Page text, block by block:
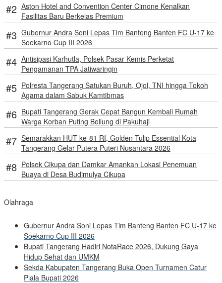
Aston Hotel and Convention Center Cimone Kenalkan
Fasilitas Baru Berkelas Premium
Gubernur Andra Soni Lepas Tim Banteng Banten FC U-17 ke
Soekarno Cup III 2026
Antisipasi Karhutla, Polsek Pasar Kemis Perketat
Pengamanan TPA Jatiwaringin
Polresta Tangerang Satukan Buruh, Ojol, TNI hingga Tokoh
Agama dalam Sabuk Kamtibmas
Bupati Tangerang Gerak Cepat Bangun Kembali Rumah
Warga Korban Puting Beliung di Pakuhaji
Semarakkan HUT ke-81 RI, Golden Tulip Essential Kota
Tangerang Gelar Putera Puteri Nusantara 2026
Polsek Cikupa dan Damkar Amankan Lokasi Penemuan
Buaya di Desa Budimulya Cikupa
Olahraga
Gubernur Andra Soni Lepas Tim Banteng Banten FC U-17 ke
Soekarno Cup III 2026
Bupati Tangerang Hadiri NotaRace 2026, Dukung Gaya
Hidup Sehat dan UMKM
Sekda Kabupaten Tangerang Buka Open Turnamen Catur
Piala Bupati 2026